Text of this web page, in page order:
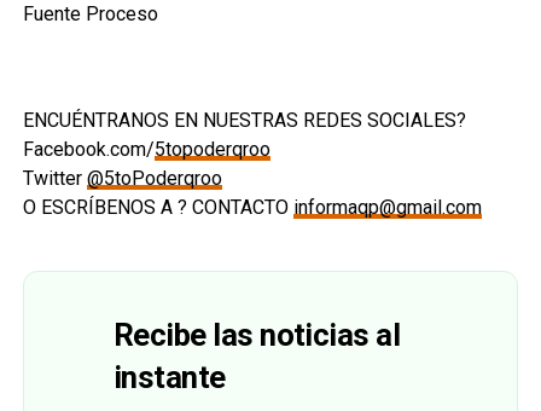
Fuente Proceso
ENCUÉNTRANOS EN NUESTRAS REDES SOCIALES?
Facebook.com/5topoderqroo
Twitter @5toPoderqroo
O ESCRÍBENOS A ? CONTACTO informaqp@gmail.com
Recibe las noticias al
instante